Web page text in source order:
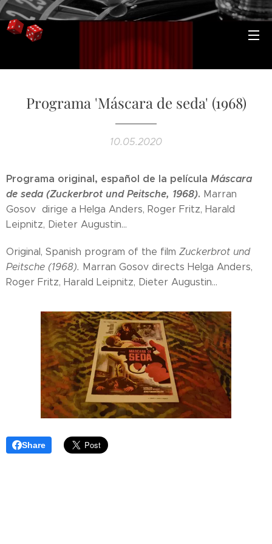
Programa 'Máscara de seda' (1968)
10.05.2020
Programa original, español de la película Máscara
de seda (Zuckerbrot und Peitsche, 1968). Marran
Gosov dirige a Helga Anders, Roger Fritz, Harald
Leipnitz, Dieter Augustin...
Original, Spanish program of the film Zuckerbrot und
Peitsche (1968). Marran Gosov directs Helga Anders,
Roger Fritz, Harald Leipnitz, Dieter Augustin...
Share